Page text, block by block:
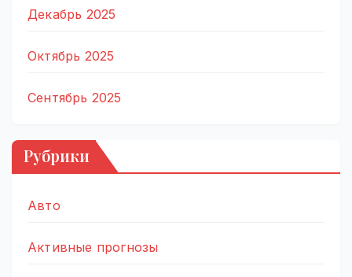
Декабрь 2025
Октябрь 2025
Сентябрь 2025
Рубрики
Авто
Активные прогнозы